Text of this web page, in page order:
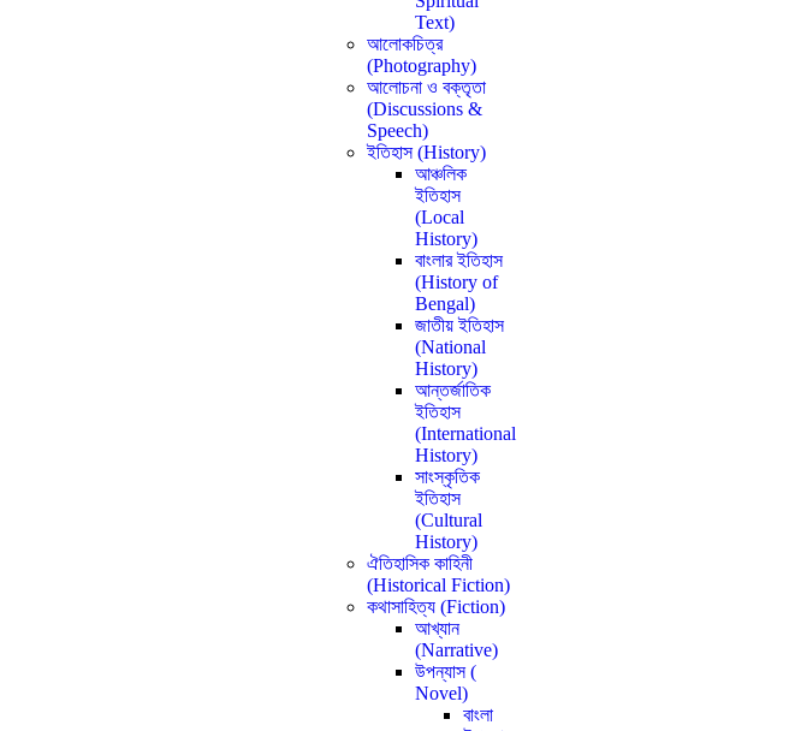
Text)
আলোকচিত্র
(Photography)
আলোচনা ও বক্তৃতা
(Discussions &
Speech)
ইতিহাস (History)
আঞ্চলিক
ইতিহাস
(Local
History)
বাংলার ইতিহাস
(History of
Bengal)
জাতীয় ইতিহাস
(National
History)
আন্তর্জাতিক
ইতিহাস
(International
History)
সাংস্কৃতিক
ইতিহাস
(Cultural
History)
ঐতিহাসিক কাহিনী
(Historical Fiction)
কথাসাহিত্য (Fiction)
আখ্যান
(Narrative)
উপন্যাস (
Novel)
বাংলা